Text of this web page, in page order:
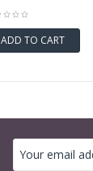
ADD TO CART